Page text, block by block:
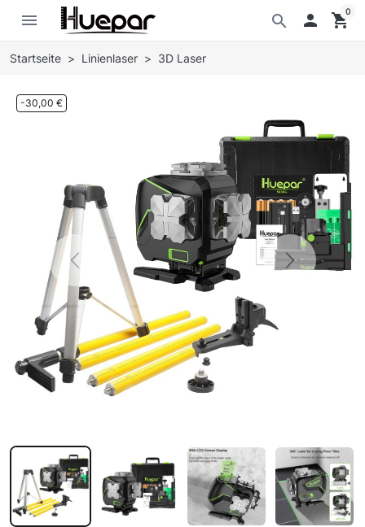
menu search  shopping_cart
0
Startseite Linienlaser 3D Laser
-30,00 €
Previous Next